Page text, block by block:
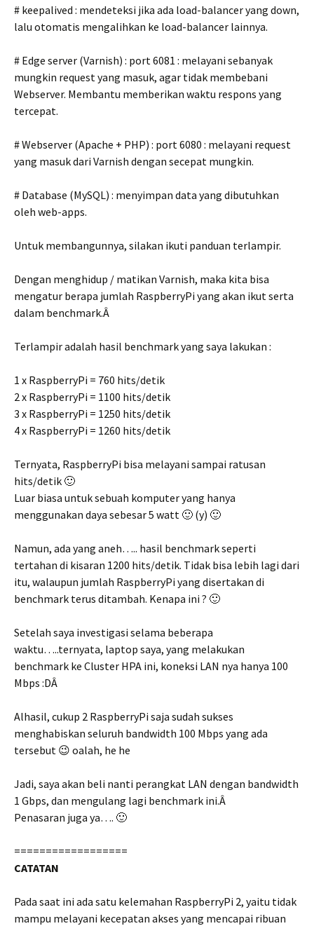
# keepalived : mendeteksi jika ada load-balancer yang down,
lalu otomatis mengalihkan ke load-balancer lainnya.
# Edge server (Varnish) : port 6081 : melayani sebanyak
mungkin request yang masuk, agar tidak membebani
Webserver. Membantu memberikan waktu respons yang
tercepat.
# Webserver (Apache + PHP) : port 6080 : melayani request
yang masuk dari Varnish dengan secepat mungkin.
# Database (MySQL) : menyimpan data yang dibutuhkan
oleh web-apps.
Untuk membangunnya, silakan ikuti panduan terlampir.
Dengan menghidup / matikan Varnish, maka kita bisa
mengatur berapa jumlah RaspberryPi yang akan ikut serta
dalam benchmark.Â
Terlampir adalah hasil benchmark yang saya lakukan :
1 x RaspberryPi = 760 hits/detik
2 x RaspberryPi = 1100 hits/detik
3 x RaspberryPi = 1250 hits/detik
4 x RaspberryPi = 1260 hits/detik
Ternyata, RaspberryPi bisa melayani sampai ratusan
hits/detik 🙂
Luar biasa untuk sebuah komputer yang hanya
menggunakan daya sebesar 5 watt 🙂 (y) 🙂
Namun, ada yang aneh….. hasil benchmark seperti
tertahan di kisaran 1200 hits/detik. Tidak bisa lebih lagi dari
itu, walaupun jumlah RaspberryPi yang disertakan di
benchmark terus ditambah. Kenapa ini ? 🙂
Setelah saya investigasi selama beberapa
waktu…..ternyata, laptop saya, yang melakukan
benchmark ke Cluster HPA ini, koneksi LAN nya hanya 100
Mbps :DÂ
Alhasil, cukup 2 RaspberryPi saja sudah sukses
menghabiskan seluruh bandwidth 100 Mbps yang ada
tersebut 😉 oalah, he he
Jadi, saya akan beli nanti perangkat LAN dengan bandwidth
1 Gbps, dan mengulang lagi benchmark ini.Â
Penasaran juga ya…. 🙂
==================
CATATAN
Pada saat ini ada satu kelemahan RaspberryPi 2, yaitu tidak
mampu melayani kecepatan akses yang mencapai ribuan